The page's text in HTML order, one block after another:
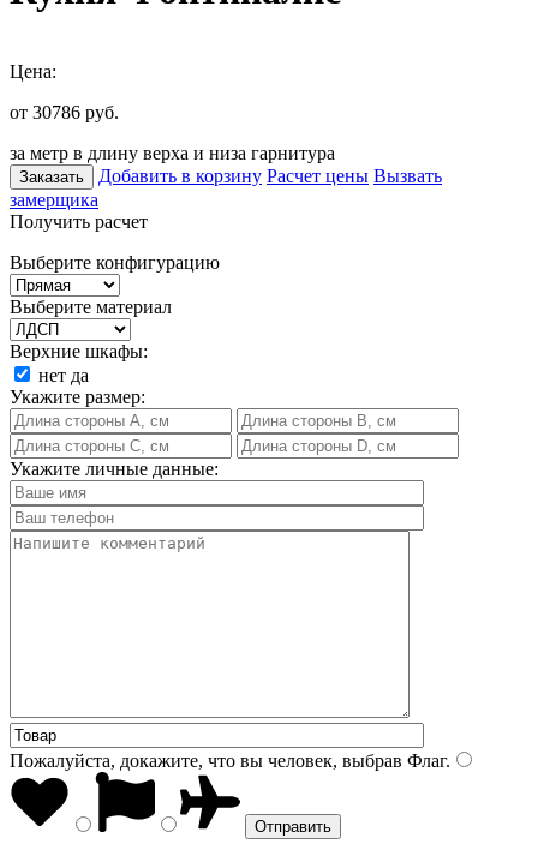
Цена:
от 30786 руб.
за метр в длину верха и низа гарнитура
Заказать Добавить в корзину Расчет цены Вызвать
замерщика
Получить расчет
Выберите конфигурацию
Выберите материал
Верхние шкафы:
нет да
Укажите размер:
Укажите личные данные:
Пожалуйста, докажите, что вы человек, выбрав Флаг.